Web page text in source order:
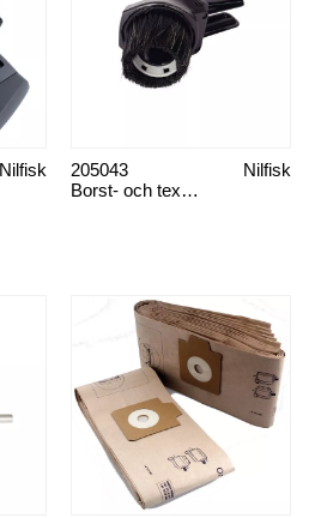
Nilfisk
Borst- och textilmunstycke
Nilfisk
205043